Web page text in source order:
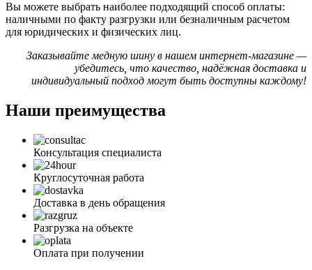
Вы можете выбрать наиболее подходящий способ оплаты:
наличными по факту разгрузки или безналичным расчетом
для юридических и физических лиц.
Заказывайте медную шину в нашем интернет-магазине —
убедитесь, что качество, надёжная доставка и
индивидуальный подход могут быть доступны каждому!
Наши преимущества
Консультация специалиста
Круглосуточная работа
Доставка в день обращения
Разгрузка на объекте
Оплата при получении